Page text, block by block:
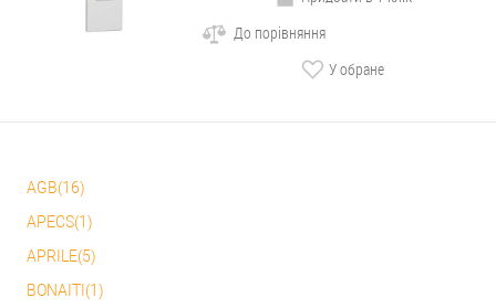
До порівняння
У обране
AGB(16)
APECS(1)
APRILE(5)
BONAITI(1)